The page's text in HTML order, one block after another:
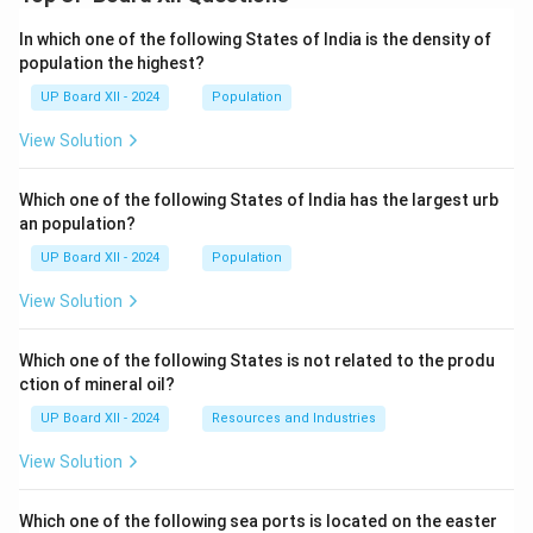
Download Solution in PDF
In which one of the following States of India is the density of
population the highest?
UP Board XII - 2024 Population
View Solution
Which one of the following States of India has the largest urb
an population?
UP Board XII - 2024 Population
View Solution
Which one of the following States is not related to the produ
ction of mineral oil?
UP Board XII - 2024 Resources and Industries
View Solution
Which one of the following sea ports is located on the easter